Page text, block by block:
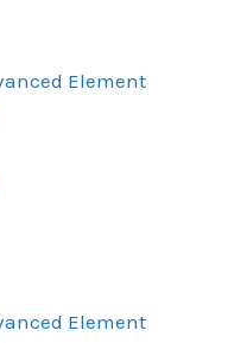
Element
Element